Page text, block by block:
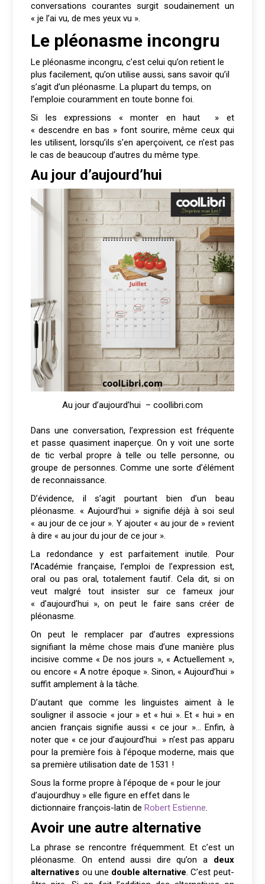
conversations courantes surgit soudainement un
« je l’ai vu, de mes yeux vu ».
Le pléonasme incongru
Le pléonasme incongru, c’est celui qu’on retient le
plus facilement, qu’on utilise aussi, sans savoir qu’il
s’agit d’un pléonasme. La plupart du temps, on
l’emploie couramment en toute bonne foi.
Si les expressions « monter en haut » et
« descendre en bas » font sourire, même ceux qui
les utilisent, lorsqu’ils s’en aperçoivent, ce n’est pas
le cas de beaucoup d’autres du même type.
Au jour d’aujourd’hui
Au jour d’aujourd’hui – coollibri.com
Dans une conversation, l’expression est fréquente
et passe quasiment inaperçue. On y voit une sorte
de tic verbal propre à telle ou telle personne, ou
groupe de personnes. Comme une sorte d’élément
de reconnaissance.
D’évidence, il s’agit pourtant bien d’un beau
pléonasme. « Aujourd’hui » signifie déjà à soi seul
« au jour de ce jour ». Y ajouter « au jour de » revient
à dire « au jour du jour de ce jour ».
La redondance y est parfaitement inutile. Pour
l’Académie française, l’emploi de l’expression est,
oral ou pas oral, totalement fautif. Cela dit, si on
veut malgré tout insister sur ce fameux jour
« d’aujourd’hui », on peut le faire sans créer de
pléonasme.
On peut le remplacer par d’autres expressions
signifiant la même chose mais d’une manière plus
incisive comme « De nos jours », « Actuellement »,
ou encore « A notre époque ». Sinon, « Aujourd’hui »
suffit amplement à la tâche.
D’autant que comme les linguistes aiment à le
souligner il associe « jour » et « hui ». Et « hui » en
ancien français signifie aussi « ce jour »… Enfin, à
noter que « ce jour d’aujourd’hui » n’est pas apparu
pour la première fois à l’époque moderne, mais que
sa première utilisation date de 1531 !
Sous la forme propre à l’époque de « pour le jour
d’aujourdhuy » elle figure en effet dans le
dictionnaire françois-latin deRobert Estienne.
Avoir une autre alternative
La phrase se rencontre fréquemment. Et c’est un
pléonasme. On entend aussi dire qu’on a deux
alternatives ou une double alternative. C’est peut-